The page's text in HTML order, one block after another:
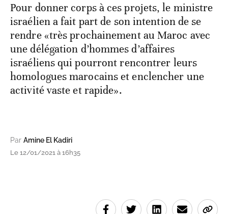
Pour donner corps à ces projets, le ministre
israélien a fait part de son intention de se
rendre «très prochainement au Maroc avec
une délégation d’hommes d’affaires
israéliens qui pourront rencontrer leurs
homologues marocains et enclencher une
activité vaste et rapide».
Par Amine El Kadiri
Le 12/01/2021 à 16h35